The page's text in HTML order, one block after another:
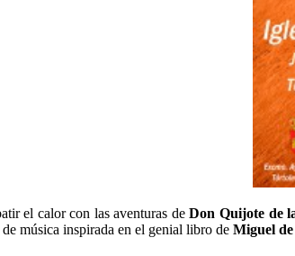
el calor con las aventuras deDon Quijote de
música inspirada en el genial libro de Miguel